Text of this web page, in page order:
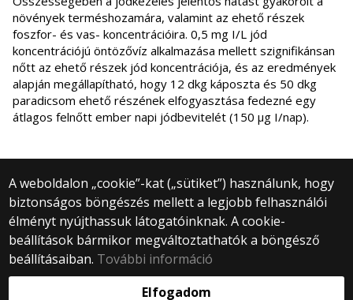
növények terméshozamára, valamint az ehető részek
foszfor- és vas- koncentrációira. 0,5 mg I/L jód
koncentrációjú öntözővíz alkalmazása mellett szignifikánsan
nőtt az ehető részek jód koncentrációja, és az eredmények
alapján megállapítható, hogy 12 dkg káposzta és 50 dkg
paradicsom ehető részének elfogyasztása fedezné egy
átlagos felnőtt ember napi jódbevitelét (150 µg I/nap).
A weboldalon „cookie”-kat („sütiket”) használunk, hogy
biztonságos böngészés mellett a legjobb felhasználói
élményt nyújthassuk látogatóinknak. A cookie-
beállítások bármikor megváltoztathatók a böngésző
beállításaiban. További információ
Elfogadom
© 2025 Eötvös Loránd Tudományegyetem
Minden jog fenntartva.
1053 Budapest, Egyetem tér 1–3.
Központi telefonszám: +36 1 411 6500
Webfejlesztés: